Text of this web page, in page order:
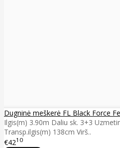
Dugninė meškerė FL Black Force
Ilgis(m) 3.90m Daliu sk. 3+3
Transp.ilgis(m) 138cm Virš..
€4210